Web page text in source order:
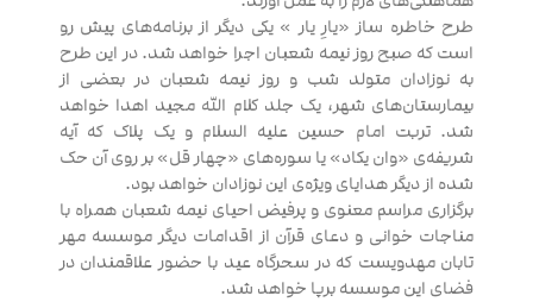
طرح خاطره ساز «یارِ یار » یکی دیگر از برنامه‌های پیش رو
است که صبح روز نیمه شعبان اجرا خواهد شد. در این طرح
به نوزادان متولد شب و روز نیمه شعبان در بعضی از
بیمارستان‌های شهر، یک جلد کلام الله مجید اهدا خواهد
شد. تربت امام حسین علیه السلام و یک پلاک که آیه
شریفه‌ی «وان یکاد» یا سوره‌های «چهار قل» بر روی آن حک
شده از دیگر هدایای ویژه‌ی این نوزادان خواهد بود.
برگزاری مراسم معنوی و پرفیض احیای نیمه شعبان همراه با
مناجات خوانی و دعای قرآن از اقدامات دیگر موسسه مهر
تابان مهدویست که در سحرگاه عید با حضور علاقمندان در
فضای این موسسه برپا خواهد شد.